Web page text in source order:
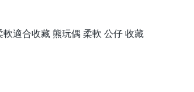
適合收藏 熊玩偶 柔軟 公仔 收藏